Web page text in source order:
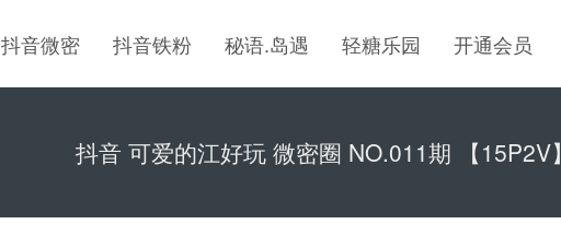
抖音微密 抖音铁粉 秘语.岛遇 轻糖乐园 开通会员
抖音 可爱的江好玩 微密圈 NO.011期 【15P2V】